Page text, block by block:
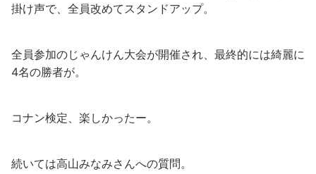
掛け声で、全員改めてスタンドアップ。
全員参加のじゃんけん大会が開催され、最終的には綺麗に
4名の勝者が。
コナン検定、楽しかったー。
続いては高山みなみさんへの質問。